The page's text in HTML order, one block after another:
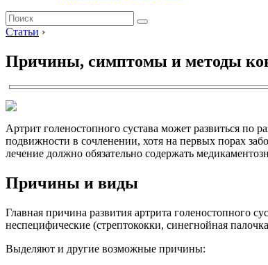
Статьи ›
Причины, симптомы и методы
Артрит голеностопного сустава может развиться
подвижности в сочленении, хотя на первых порах
лечение должно обязательно содержать
Причины и виды
Главная причина развития артрита голеностопного
неспецифические (стрептококки, синегнойная
Выделяют и другие возможные причины: